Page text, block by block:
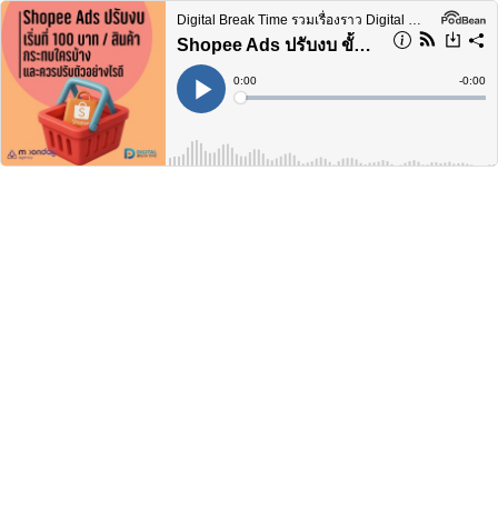
Digital Break Time รวมเรื่องราว Digital Marketing ในทุกแง่มุม
Shopee Ads ปรับงบ ขั้นต่ำ เริ่มที่ 100 บาทต่อสินค้า กระทบใครบ้าง และควรปรับตัวอย่างไรดี -DBT230
Play
Current
Time
0:00
Loaded:
Time
-0:00